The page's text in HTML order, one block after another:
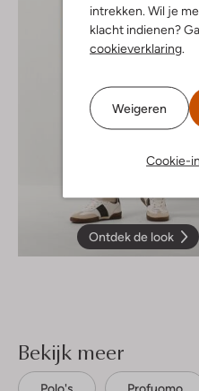
intrekken. Wil je
klacht indienen?
cookieverklaring.
Weigeren
Cookie-
Ontdek de look
Bekijk meer